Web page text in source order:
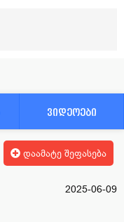
ვიდეოები
დაამატე შეფასება
2025-06-09